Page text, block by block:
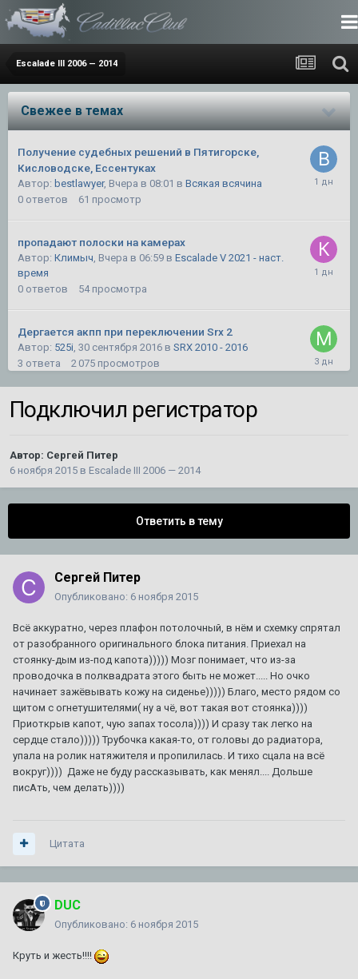
Escalade III 2006 — 2014
Свежее в темах
Получение судебных решений в Пятигорске,
Кисловодске, Ессентуках
Автор: bestlawyer, Вчера в 08:01 в Всякая всячина
0 ответов 61 просмотр
пропадают полоски на камерах
Автор: Климыч, Вчера в 06:59 в Escalade V 2021 - наст.
время
0 ответов 54 просмотра
Дергается акпп при переключении Srx 2
Автор: 525i, 30 сентября 2016 в SRX 2010 - 2016
3 ответа 2 075 просмотров
Не могу добить сборку магнитолы типа Тесла на
SRX2
5 ответов 628 просмотров
Автор:Князь,26 февраля 2019вSRX 2010 - 2016
38 ответов 252 436 просмотров
Разделительная сетка в багажник на SRX 1
3 ответа 2 998 просмотров
Планирую продажу уникального BLS
Автор: 11 июля
просмотров
ТО XT5 2
Автор:Amidd,1 августа 2017вXT5
154 ответа 710 860 просмотров
Автор:A446MO
64 ответа 140 367 просмотров
Сгорела коробка на 280000км. Как предотвратить в
следующий раз? Доп. охлаждение?
Подключил регистратор
Автор: Сергей Питер
6 ноября 2015 в Escalade III 2006 — 2014
Ответить в тему
Сергей Питер
Опубликовано: 6 ноября 2015
Всё аккуратно, через плафон потолочный, в нём и схемку спрятал
от разобранного оригинального блока питания. Приехал на
стоянку-дым из-под капота))))) Мозг понимает, что из-за
проводочка в полквадрата этого быть не может..... Но очко
начинает зажёвывать кожу на сиденье))))) Благо, место рядом со
щитом с огнетушителями( ну а чё, вот такая вот стоянка))))
Приоткрыв капот, чую запах тосола)))) И сразу так легко на
сердце стало))))) Трубочка какая-то, от головы до радиатора,
упала на ролик натяжителя и пропилилась. И тихо сцала на всё
вокруг)))) Даже не буду рассказывать, как менял.... Дольше
писАть, чем делать))))
Цитата
DUC
Опубликовано: 6 ноября 2015
Круть и жесть!!!!